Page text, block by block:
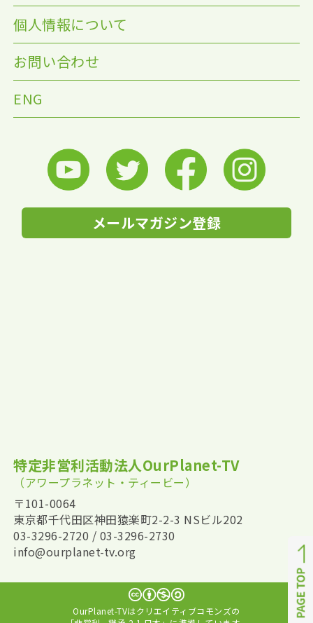
個人情報について
お問い合わせ
ENG
メールマガジン登録
特定非営利活動法人OurPlanet-TV
（アワープラネット・ティービー）
〒101-0064
東京都千代田区神田猿楽町2-2-3 NSビル202
03-3296-2720 / 03-3296-2730
info@ourplanet-tv.org
OurPlanet-TVはクリエイティブコモンズの